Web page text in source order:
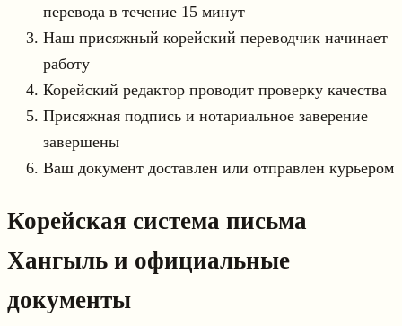
перевода в течение 15 минут
Наш присяжный корейский переводчик начинает
работу
Корейский редактор проводит проверку качества
Присяжная подпись и нотариальное заверение
завершены
Ваш документ доставлен или отправлен курьером
Корейская система письма
Хангыль и официальные
документы